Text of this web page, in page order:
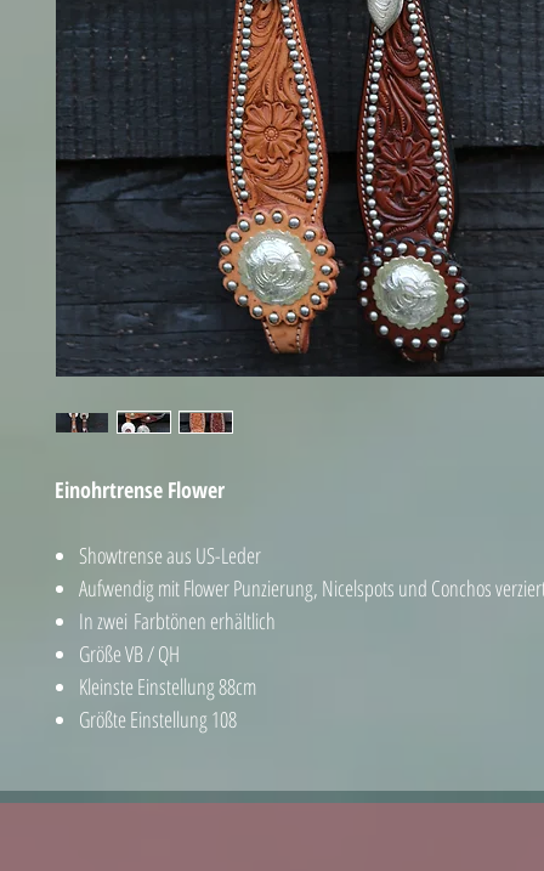
Einohrtrense Flower
Showtrense aus US-Leder
Aufwendig mit Flower Punzierung, Nicelspots und Conchos
In zwei Farbtönen erhältlich
Größe VB / QH
Kleinste Einstellung 88cm
Größte Einstellung 108